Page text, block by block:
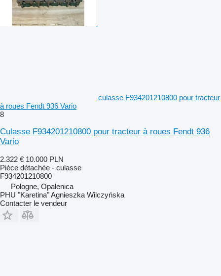
culasse F934201210800 pour tracteur
à roues Fendt 936 Vario
8
Culasse F934201210800 pour tracteur à roues Fendt 936
Vario
2.322 € 10.000 PLN
Pièce détachée - culasse
F934201210800
Pologne, Opalenica
PHU "Karetina" Agnieszka Wilczyńska
Contacter le vendeur